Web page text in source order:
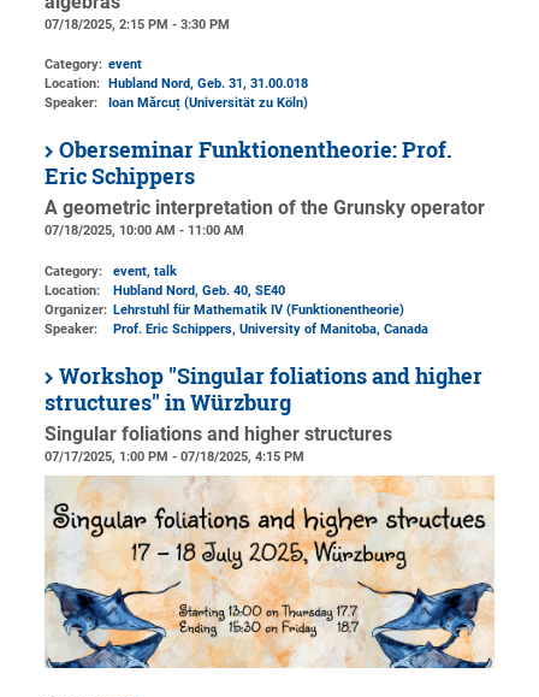
07/18/2025, 2:15 PM - 3:30 PM
Category: event
Location:
Hubland Nord, Geb. 31, 31.00.018
Speaker:
Ioan Mărcuț (Universität zu Köln)
Oberseminar Funktionentheorie: Prof.
Eric Schippers
A geometric interpretation of the Grunsky operator
07/18/2025, 10:00 AM - 11:00 AM
Category:
event, talk
Location:
Hubland Nord, Geb. 40, SE40
Organizer: Lehrstuhl für Mathematik IV (Funktionentheorie)
Speaker:
Prof. Eric Schippers, University of Manitoba, Canada
Workshop "Singular foliations and higher
structures'' in Würzburg
Singular foliations and higher structures
07/17/2025, 1:00 PM - 07/18/2025, 4:15 PM